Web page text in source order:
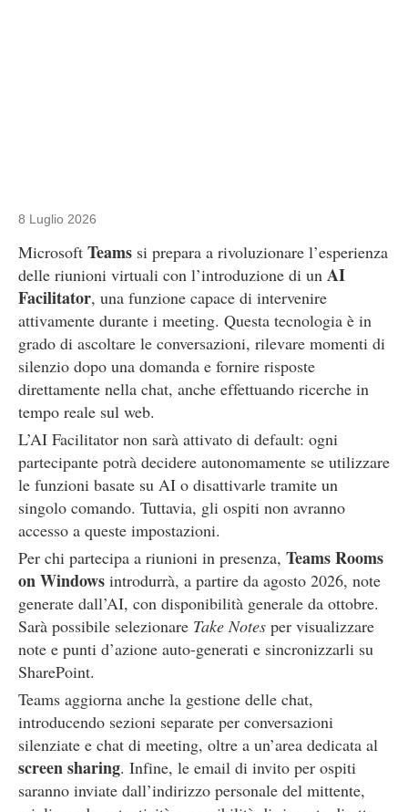
8 Luglio 2026
Microsoft Teams si prepara a rivoluzionare l’esperienza
delle riunioni virtuali con l’introduzione di un AI
Facilitator, una funzione capace di intervenire
attivamente durante i meeting. Questa tecnologia è in
grado di ascoltare le conversazioni, rilevare momenti di
silenzio dopo una domanda e fornire risposte
direttamente nella chat, anche effettuando ricerche in
tempo reale sul web.
L’AI Facilitator non sarà attivato di default: ogni
partecipante potrà decidere autonomamente se utilizzare
le funzioni basate su AI o disattivarle tramite un
singolo comando. Tuttavia, gli ospiti non avranno
accesso a queste impostazioni.
Per chi partecipa a riunioni in presenza, Teams Rooms
on Windows introdurrà, a partire da agosto 2026, note
generate dall’AI, con disponibilità generale da ottobre.
Sarà possibile selezionare Take Notes per visualizzare
note e punti d’azione auto-generati e sincronizzarli su
SharePoint.
Teams aggiorna anche la gestione delle chat,
introducendo sezioni separate per conversazioni
silenziate e chat di meeting, oltre a un’area dedicata al
screen sharing. Infine, le email di invito per ospiti
saranno inviate dall’indirizzo personale del mittente,